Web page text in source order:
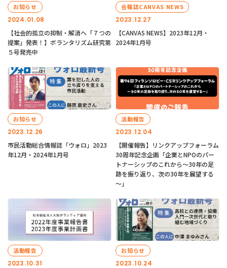
2024.01.08
お知らせ
【社会的孤立の抑制・解消へ「７つの
提案」発表！】ボランタリズム研究第
５号発売中
2023.12.27
会報誌CANVAS NEWS
【CANVAS NEWS】2023年12月・
2024年1月号
2023.12.26
お知らせ
市民活動総合情報誌「ウォロ」2023
年12月・2024年1月号
2023.12.04
活動報告
【開催報告】リンクアップフォーラム
30周年記念企画「企業とNPOのパー
トナーシップのこれから～30年の足
跡を振り返り、次の30年を展望する
～」
2023.10.31
活動報告
2023.10.24
お知らせ